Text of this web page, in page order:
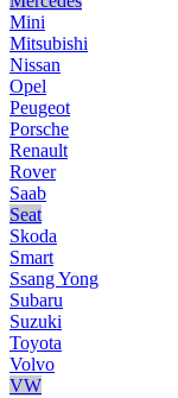
Mini
Mitsubishi
Nissan
Opel
Peugeot
Porsche
Renault
Rover
Saab
Seat
Skoda
Smart
Ssang Yong
Subaru
Suzuki
Toyota
Volvo
VW